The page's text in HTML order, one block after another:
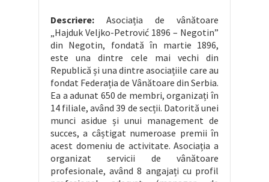
Descriere: Asociația de vânătoare
„Hajduk Veljko-Petrović 1896 – Negotin”
din Negotin, fondată în martie 1896,
este una dintre cele mai vechi din
Republică și una dintre asociațiile care au
fondat Federația de Vânătoare din Serbia.
Ea a adunat 650 de membri, organizați în
14 filiale, având 39 de secții. Datorită unei
munci asidue și unui management de
succes, a câștigat numeroase premii în
acest domeniu de activitate. Asociația a
organizat servicii de vânătoare
profesionale, având 8 angajați cu profil